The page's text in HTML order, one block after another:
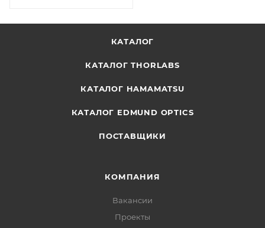
КАТАЛОГ
КАТАЛОГ THORLABS
КАТАЛОГ HAMAMATSU
КАТАЛОГ EDMUND OPTICS
ПОСТАВЩИКИ
КОМПАНИЯ
Вакансии
Проекты